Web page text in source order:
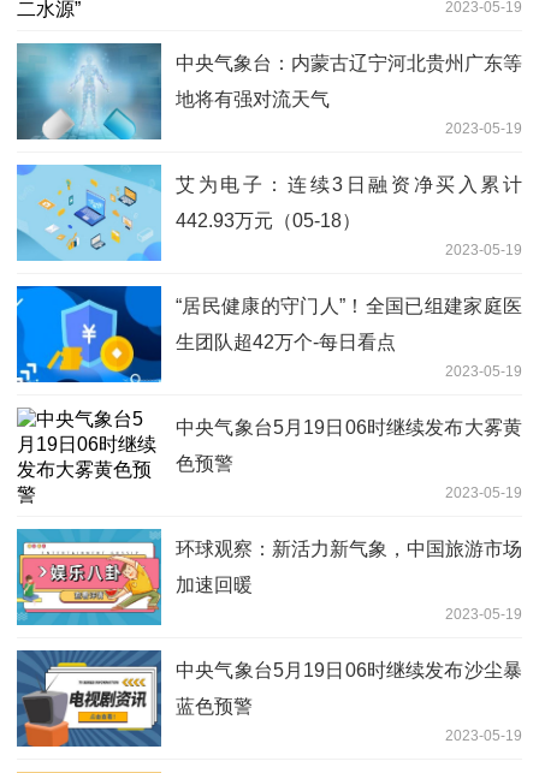
2023-05-19
中央气象台：内蒙古辽宁河北贵州广东等
地将有强对流天气
2023-05-19
艾为电子：连续3日融资净买入累计
442.93万元（05-18）
2023-05-19
“居民健康的守门人”！全国已组建家庭医
生团队超42万个-每日看点
2023-05-19
中央气象台5月19日06时继续发布大雾黄
色预警
2023-05-19
环球观察：新活力新气象，中国旅游市场
加速回暖
2023-05-19
中央气象台5月19日06时继续发布沙尘暴
蓝色预警
2023-05-19